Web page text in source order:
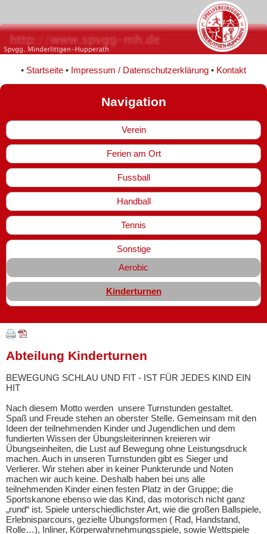
• Startseite • Impressum / Datenschutzerklärung • Kontakt
Navigation
Verein
Ferien am Ort
Fussball
Handball
Tennis
Sonstige
Aerobic
Kinderturnen
Abteilung Kinderturnen
BEWEGUNG SCHLAU UND FIT - IST FÜR JEDES KIND EIN
HIT
Nach diesem Motto werden unsere Turnstunden gestaltet.
Spaß und Freude stehen an oberster Stelle. Gemeinsam mit den
Ideen der teilnehmenden Kinder und Jugendlichen und dem
fundierten Wissen der Übungsleiterinnen kreieren wir
Übungseinheiten, die Lust auf Bewegung ohne Leistungsdruck
machen. Auch in unseren Turnstunden gibt es Sieger und
Verlierer. Wir stehen aber in keiner Punkterunde und Noten
machen wir auch keine. Deshalb haben bei uns alle
teilnehmenden Kinder einen festen Platz in der Gruppe; die
Sportskanone ebenso wie das Kind, das motorisch nicht ganz
„rund“ ist. Spiele unterschiedlichster Art, wie die großen Ballspiele,
Erlebnisparcours, gezielte Übungsformen ( Rad, Handstand,
Rolle…), Inliner, Körperwahrnehmungsspiele, sowie Wettspiele